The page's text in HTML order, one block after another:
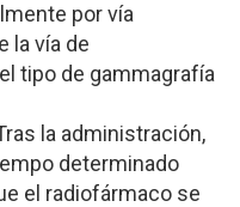
por vía
la vía de
tipo de gammagrafía
la administración,
determinado
el radiofármaco se